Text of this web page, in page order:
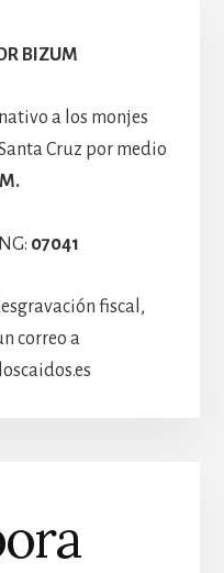
Hospedería
BIZUM
a los monjes
Cruz por medio
07041
fiscal,
correo a